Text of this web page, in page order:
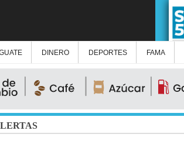
DINERO DEPORTES FAMA